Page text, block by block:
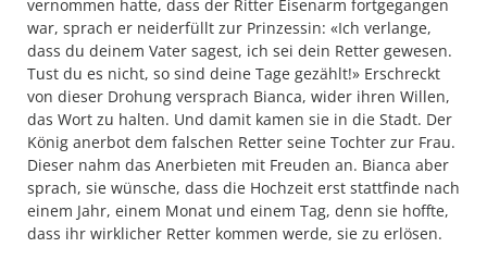
vernommen hatte, dass der Ritter Eisenarm fortgegangen
war, sprach er neiderfüllt zur Prinzessin: «Ich verlange,
dass du deinem Vater sagest, ich sei dein Retter gewesen.
Tust du es nicht, so sind deine Tage gezählt!» Erschreckt
von dieser Drohung versprach Bianca, wider ihren Willen,
das Wort zu halten. Und damit kamen sie in die Stadt. Der
König anerbot dem falschen Retter seine Tochter zur Frau.
Dieser nahm das Anerbieten mit Freuden an. Bianca aber
sprach, sie wünsche, dass die Hochzeit erst stattfinde nach
einem Jahr, einem Monat und einem Tag, denn sie hoffte,
dass ihr wirklicher Retter kommen werde, sie zu erlösen.